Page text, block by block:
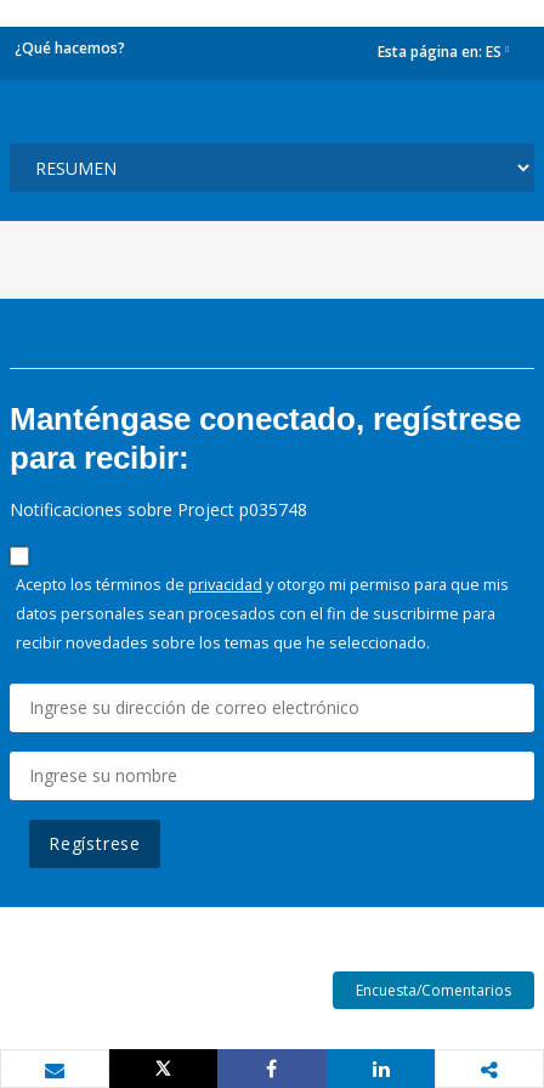
¿Qué hacemos? Esta página en: ES
Manténgase conectado, regístrese
para recibir:
Notificaciones sobre Project p035748
Acepto los términos de privacidad y otorgo mi permiso para que mis
datos personales sean procesados con el fin de suscribirme para
recibir novedades sobre los temas que he seleccionado.
Regístrese
Encuesta/Comentarios